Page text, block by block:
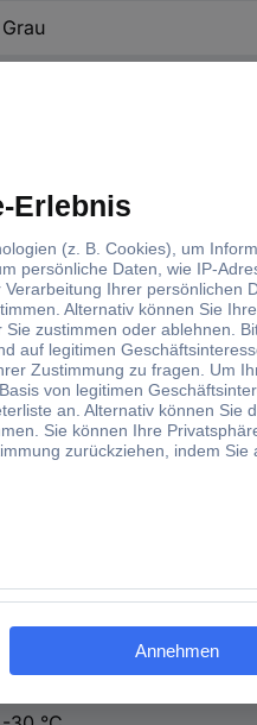
Grau
100 m
Ja
900 V
Nein
4 x 0.25 mm²
+70 °C